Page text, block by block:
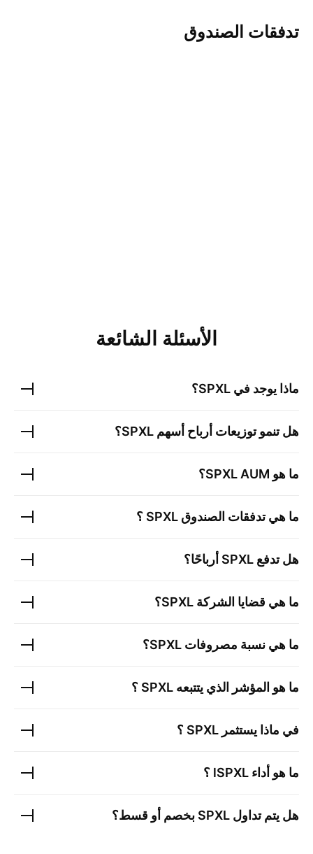
تدفقات الصندوق
الأسئلة الشائعة
ماذا يوجد في SPXL؟
هل تنمو توزيعات أرباح أسهم SPXL؟
ما هو SPXL AUM؟
ما هي تدفقات الصندوق SPXL ؟
هل تدفع SPXL أرباحًا؟
ما هي قضايا الشركة SPXL؟
ما هي نسبة مصروفات SPXL؟
ما هو المؤشر الذي يتتبعه SPXL ؟
في ماذا يستثمر SPXL ؟
ما هو أداء l SPXL ؟
هل يتم تداول SPXL بخصم أو قسط؟